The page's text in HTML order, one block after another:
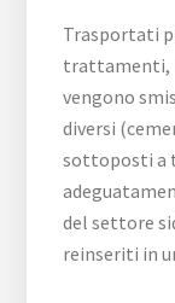
Trasportati
trattamenti,
vengono
diversi
sottoposti a
del settore
reinseriti in